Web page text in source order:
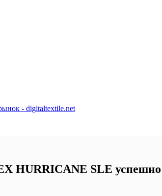
- digitaltextile.net
HURRICANE SLE